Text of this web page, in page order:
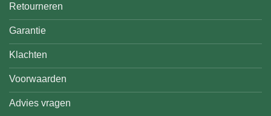
Retourneren
Garantie
Klachten
Voorwaarden
Advies vragen